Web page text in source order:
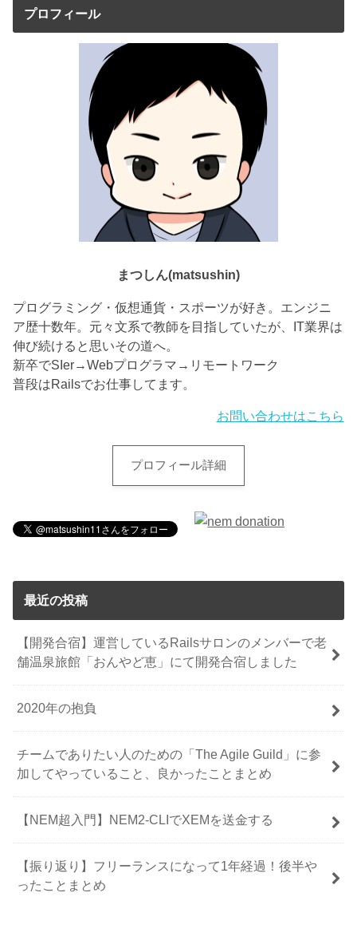
プロフィール
まつしん(matsushin)
プログラミング・仮想通貨・スポーツが好き。エンジニ
ア歴十数年。元々文系で教師を目指していたが、IT業界は
伸び続けると思いその道へ。
新卒でSIer→Webプログラマ→リモートワーク
普段はRailsでお仕事してます。
お問い合わせはこちら
プロフィール詳細
最近の投稿
【開発合宿】運営しているRailsサロンのメンバーで老
舗温泉旅館「おんやど恵」にて開発合宿しました
2020年の抱負
チームでありたい人のための「The Agile Guild」に参
加してやっていること、良かったことまとめ
【NEM超入門】NEM2-CLIでXEMを送金する
【振り返り】フリーランスになって1年経過！後半や
ったことまとめ